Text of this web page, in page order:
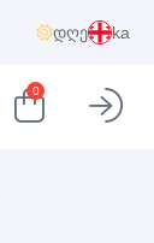
დღე ka
0